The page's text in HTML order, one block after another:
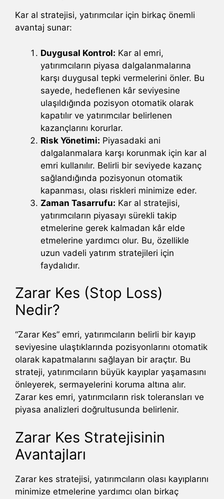
Kar al stratejisi, yatırımcılar için birkaç önemli
avantaj sunar:
Duygusal Kontrol: Kar al emri,
yatırımcıların piyasa dalgalanmalarına
karşı duygusal tepki vermelerini önler. Bu
sayede, hedeflenen kâr seviyesine
ulaşıldığında pozisyon otomatik olarak
kapatılır ve yatırımcılar belirlenen
kazançlarını korurlar.
Risk Yönetimi: Piyasadaki ani
dalgalanmalara karşı korunmak için kar al
emri kullanılır. Belirli bir seviyede kazanç
sağlandığında pozisyonun otomatik
kapanması, olası riskleri minimize eder.
Zaman Tasarrufu: Kar al stratejisi,
yatırımcıların piyasayı sürekli takip
etmelerine gerek kalmadan kâr elde
etmelerine yardımcı olur. Bu, özellikle
uzun vadeli yatırım stratejileri için
faydalıdır.
Zarar Kes (Stop Loss)
Nedir?
“Zarar Kes” emri, yatırımcıların belirli bir kayıp
seviyesine ulaştıklarında pozisyonlarını otomatik
olarak kapatmalarını sağlayan bir araçtır. Bu
strateji, yatırımcıların büyük kayıplar yaşamasını
önleyerek, sermayelerini koruma altına alır.
Zarar kes emri, yatırımcıların risk toleransları ve
piyasa analizleri doğrultusunda belirlenir.
Zarar Kes Stratejisinin
Avantajları
Zarar kes stratejisi, yatırımcıların olası kayıplarını
minimize etmelerine yardımcı olan birkaç